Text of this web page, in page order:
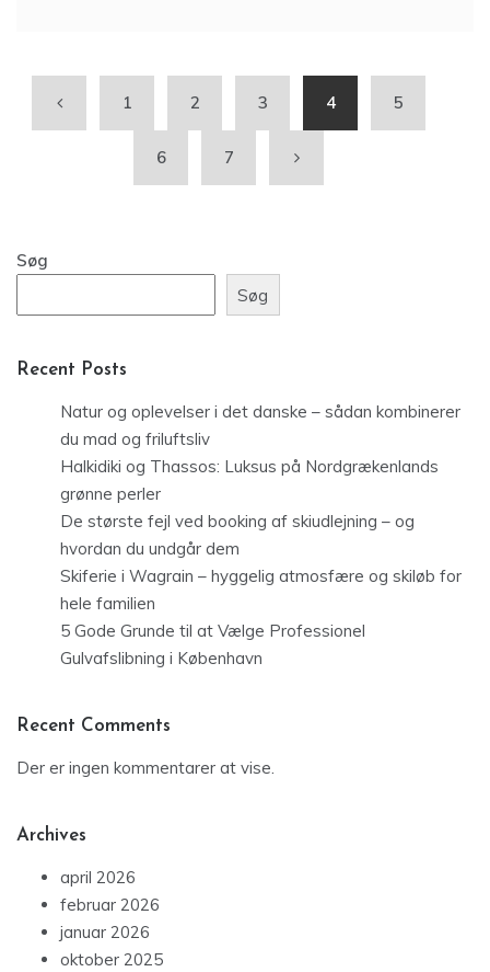
1 2 3 4 5
6 7
Søg
Søg
Recent Posts
Natur og oplevelser i det danske – sådan kombinerer
du mad og friluftsliv
Halkidiki og Thassos: Luksus på Nordgrækenlands
grønne perler
De største fejl ved booking af skiudlejning – og
hvordan du undgår dem
Skiferie i Wagrain – hyggelig atmosfære og skiløb for
hele familien
5 Gode Grunde til at Vælge Professionel
Gulvafslibning i København
Recent Comments
Der er ingen kommentarer at vise.
Archives
april 2026
februar 2026
januar 2026
oktober 2025